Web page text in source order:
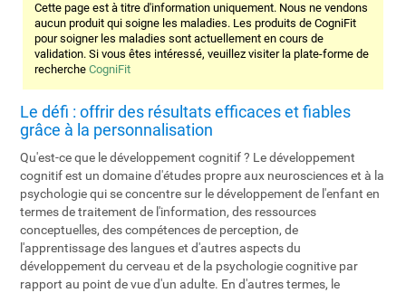
Cette page est à titre d'information uniquement. Nous ne vendons
aucun produit qui soigne les maladies. Les produits de CogniFit
pour soigner les maladies sont actuellement en cours de
validation. Si vous êtes intéressé, veuillez visiter la plate-forme de
rechercheCogniFit
Le défi : offrir des résultats efficaces et fiables
grâce à la personnalisation
Qu'est-ce que le développement cognitif ? Le développement
cognitif est un domaine d'études propre aux neurosciences et à la
psychologie qui se concentre sur le développement de l'enfant en
termes de traitement de l'information, des ressources
conceptuelles, des compétences de perception, de
l'apprentissage des langues et d'autres aspects du
développement du cerveau et de la psychologie cognitive par
rapport au point de vue d'un adulte. En d'autres termes, le